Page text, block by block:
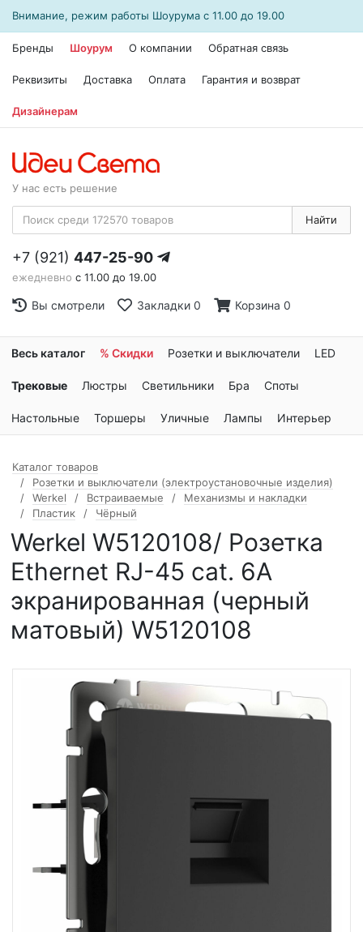
Внимание, режим работы Шоурума с 11.00 до 19.00
Бренды Шоурум О компании Обратная связь
Реквизиты Доставка Оплата Гарантия и возврат
Дизайнерам
У нас есть решение
Найти
+7 (921) 447-25-90
ежедневно с 11.00 до 19.00
Вы смотрели Закладки 0 Корзина 0
Весь каталог % Скидки Розетки и выключатели LED
Трековые Люстры Светильники Бра Споты
Настольные Торшеры Уличные Лампы Интерьер
Каталог товаров
Розетки и выключатели (электроустановочные изделия)
Werkel
Встраиваемые
Механизмы и накладки
Пластик
Чёрный
Werkel W5120108/ Розетка
Ethernet RJ-45 cat. 6A
экранированная (черный
матовый) W5120108